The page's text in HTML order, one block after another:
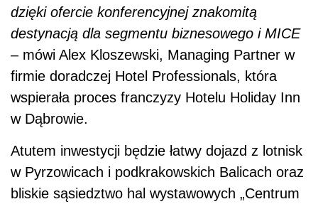
dzięki ofercie konferencyjnej znakomitą
destynacją dla segmentu biznesowego i MICE
– mówi Alex Kloszewski, Managing Partner w
firmie doradczej Hotel Professionals, która
wspierała proces franczyzy Hotelu Holiday Inn
w Dąbrowie.
Atutem inwestycji będzie łatwy dojazd z lotnisk
w Pyrzowicach i podkrakowskich Balicach oraz
bliskie sąsiedztwo hal wystawowych „Centrum